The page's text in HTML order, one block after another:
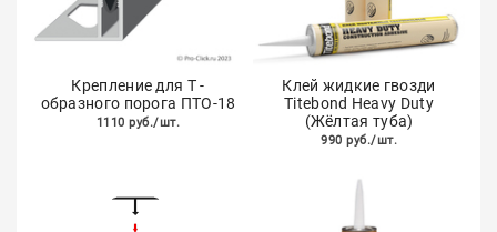
Крепление для Т -
образного порога ПТО-18
1110 руб./шт.
Клей жидкие гвозди
Titebond Heavy Duty
(Жёлтая туба)
990 руб./шт.